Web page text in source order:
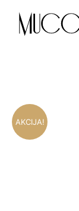
AKCIJA!